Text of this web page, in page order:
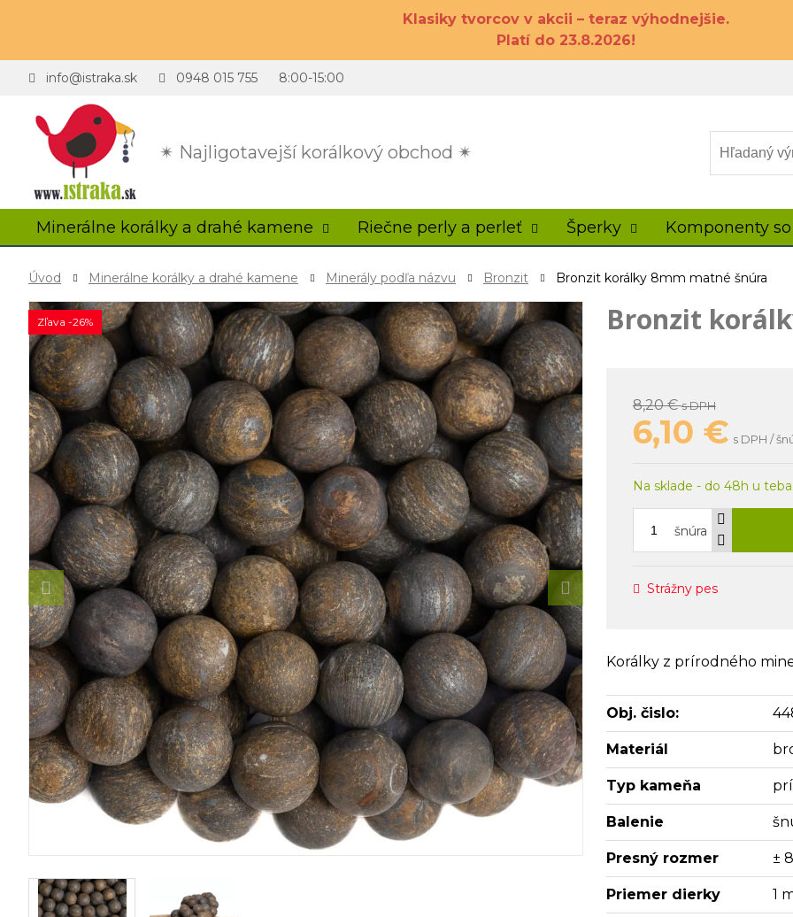
Klasiky tvorcov v akcii – teraz výhodnejšie.
Platí do 23.8.2026!
✴ Najligotavejší korálkový obchod ✴
info@istraka.sk 0948 015 755 8:00-15:00
Minerálne korálky a drahé kamene Riečne perly a perleť Šperky Komponenty
Úvod Minerálne korálky a drahé kamene Minerály podľa názvu Bronzit Bronzit korálky 8mm matné šnúra
Zľava -26% Bronzit
8,20 €s DPH
6,10 € s DPH /
Na sklade - do 48h u teba
šnúra
Strážny pes
Korálky z prírodného
Obj. čislo:
Materiál
Typ kameňa
Balenie
Presný rozmer ±
Priemer dierky 1